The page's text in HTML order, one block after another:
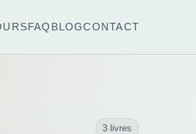
FAQ BLOGCONTACT
3 livres